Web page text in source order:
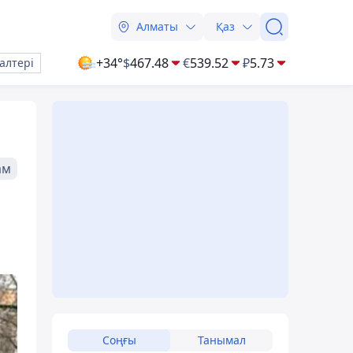
Алматы Қаз
+34°$467.48 €539.52 ₽5.73
Соңғы Танымал